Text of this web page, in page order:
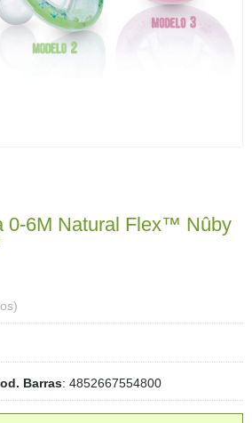
0-6M Natural Flex™ Nûby
Barras: 4852667554800